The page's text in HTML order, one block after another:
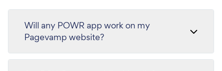
Will any POWR app work on my
Pagevamp website?